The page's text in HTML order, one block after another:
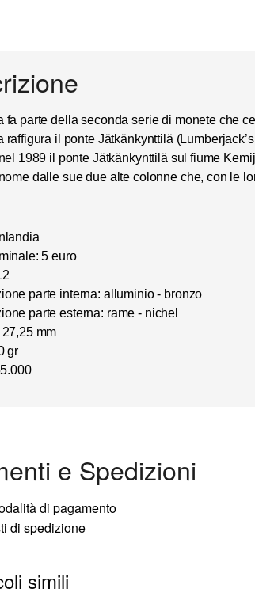
fa parte della seconda serie di monete che
raffigura il ponte Jätkänkynttilä (
1989 il ponte Jätkänkynttilä sul fiume
dalle sue due alte colonne che, con le
5 euro
parte interna: alluminio - bronzo
parte esterna: rame - nichel
mm
gr
e Spedizioni
di pagamento
di spedizione
simili